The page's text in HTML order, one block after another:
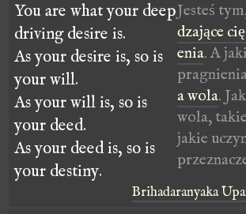
You are what your deep
driving desire is.
As your desire is, so is
your will.
As your will is, so is
your deed.
As your deed is, so is
your destiny.
Jesteś
dzające
enia. A
a wola.
wola,
jakie
Brihadaranyaka